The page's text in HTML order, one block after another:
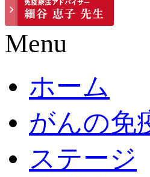
Menu
ホーム
がんの免
ステージ